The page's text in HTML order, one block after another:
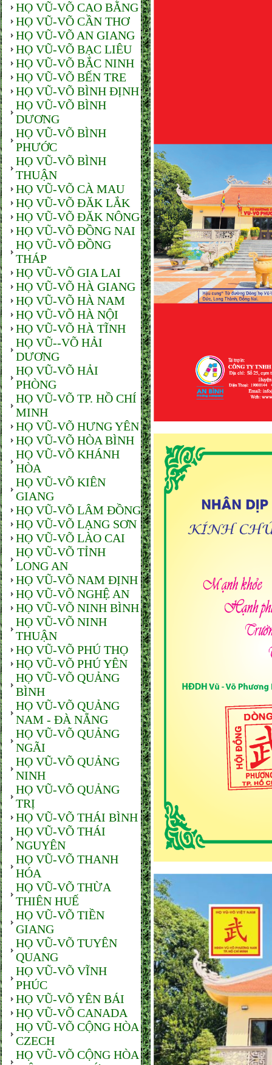
HỌ VŨ-VÕ CAO BẰNG
HỌ VŨ-VÕ CẦN THƠ
HỌ VŨ-VÕ AN GIANG
HỌ VŨ-VÕ BẠC LIÊU
HỌ VŨ-VÕ BẮC NINH
HỌ VŨ-VÕ BẾN TRE
HỌ VŨ-VÕ BÌNH ĐỊNH
HỌ VŨ-VÕ BÌNH
DƯƠNG
HỌ VŨ-VÕ BÌNH
PHƯỚC
HỌ VŨ-VÕ BÌNH
THUẬN
HỌ VŨ-VÕ CÀ MAU
HỌ VŨ-VÕ ĐĂK LẮK
HỌ VŨ-VÕ ĐĂK NÔNG
HỌ VŨ-VÕ ĐỒNG NAI
HỌ VŨ-VÕ ĐỒNG
THÁP
HỌ VŨ-VÕ GIA LAI
HỌ VŨ-VÕ HÀ GIANG
HỌ VŨ-VÕ HÀ NAM
HỌ VŨ-VÕ HÀ NỘI
HỌ VŨ-VÕ HÀ TĨNH
HỌ VŨ--VÕ HẢI
DƯƠNG
HỌ VŨ-VÕ HẢI
PHÒNG
HỌ VŨ-VÕ TP. HỒ CHÍ
MINH
HỌ VŨ-VÕ HƯNG YÊN
HỌ VŨ-VÕ HÒA BÌNH
HỌ VŨ-VÕ KHÁNH
HÒA
HỌ VŨ-VÕ KIÊN
GIANG
HỌ VŨ-VÕ LÂM ĐỒNG
HỌ VŨ-VÕ LẠNG SƠN
HỌ VŨ-VÕ LÀO CAI
HỌ VŨ-VÕ TỈNH
LONG AN
HỌ VŨ-VÕ NAM ĐỊNH
HỌ VŨ-VÕ NGHỆ AN
HỌ VŨ-VÕ NINH BÌNH
HỌ VŨ-VÕ NINH
THUẬN
HỌ VŨ-VÕ PHÚ THỌ
HỌ VŨ-VÕ PHÚ YÊN
HỌ VŨ-VÕ QUẢNG
BÌNH
HỌ VŨ-VÕ QUẢNG
NAM - ĐÀ NẴNG
HỌ VŨ-VÕ QUẢNG
NGÃI
HỌ VŨ-VÕ QUẢNG
NINH
HỌ VŨ-VÕ QUẢNG
TRỊ
HỌ VŨ-VÕ THÁI BÌNH
HỌ VŨ-VÕ THÁI
NGUYÊN
HỌ VŨ-VÕ THANH
HÓA
HỌ VŨ-VÕ THỪA
THIÊN HUẾ
HỌ VŨ-VÕ TIỀN
GIANG
HỌ VŨ-VÕ TUYÊN
QUANG
HỌ VŨ-VÕ VĨNH
PHÚC
HỌ VŨ-VÕ YÊN BÁI
HỌ VŨ-VÕ CANADA
HỌ VŨ-VÕ CỘNG HÒA
CZECH
HỌ VŨ-VÕ CỘNG HÒA